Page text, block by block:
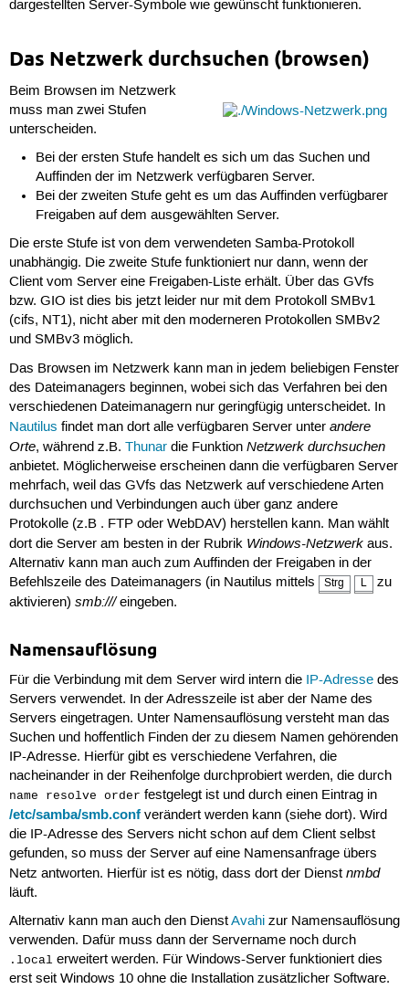
dargestellten Server-Symbole wie gewünscht funktionieren.
Das Netzwerk durchsuchen (browsen)
Beim Browsen im Netzwerk
muss man zwei Stufen
unterscheiden.
Bei der ersten Stufe handelt es sich um das Suchen und
Auffinden der im Netzwerk verfügbaren Server.
Bei der zweiten Stufe geht es um das Auffinden verfügbarer
Freigaben auf dem ausgewählten Server.
Die erste Stufe ist von dem verwendeten Samba-Protokoll
unabhängig. Die zweite Stufe funktioniert nur dann, wenn der
Client vom Server eine Freigaben-Liste erhält. Über das GVfs
bzw. GIO ist dies bis jetzt leider nur mit dem Protokoll SMBv1
(cifs, NT1), nicht aber mit den moderneren Protokollen SMBv2
und SMBv3 möglich.
Das Browsen im Netzwerk kann man in jedem beliebigen Fenster
des Dateimanagers beginnen, wobei sich das Verfahren bei den
verschiedenen Dateimanagern nur geringfügig unterscheidet. In
Nautilus findet man dort alle verfügbaren Server unter andere
Orte, während z.B. Thunardie Funktion Netzwerk durchsuchen
anbietet. Möglicherweise erscheinen dann die verfügbaren Server
mehrfach, weil das GVfs das Netzwerk auf verschiedene Arten
durchsuchen und Verbindungen auch über ganz andere
Protokolle (z.B . FTP oder WebDAV) herstellen kann. Man wählt
dort die Server am besten in der Rubrik Windows-Netzwerkaus.
Alternativ kann man auch zum Auffinden der Freigaben in der
Befehlszeile des Dateimanagers (in Nautilus mittels
Strg L
zu
aktivieren) smb:///eingeben.
Namensauflösung
Für die Verbindung mit dem Server wird intern die IP-Adressedes
Servers verwendet. In der Adresszeile ist aber der Name des
Servers eingetragen. Unter Namensauflösung versteht man das
Suchen und hoffentlich Finden der zu diesem Namen gehörenden
IP-Adresse. Hierfür gibt es verschiedene Verfahren, die
nacheinander in der Reihenfolge durchprobiert werden, die durch
name resolve order festgelegt ist und durch einen Eintrag in
/etc/samba/smb.confverändert werden kann (siehe dort). Wird
die IP-Adresse des Servers nicht schon auf dem Client selbst
gefunden, so muss der Server auf eine Namensanfrage übers
Netz antworten. Hierfür ist es nötig, dass dort der Dienst nmbd
läuft.
Alternativ kann man auch den DienstAvahizur Namensauflösung
verwenden. Dafür muss dann der Servername noch durch
.local erweitert werden. Für Windows-Server funktioniert dies
erst seit Windows 10 ohne die Installation zusätzlicher Software.